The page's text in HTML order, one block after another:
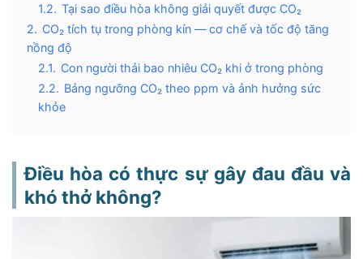
1.2. Tại sao điều hòa không giải quyết được CO₂
2. CO₂ tích tụ trong phòng kín — cơ chế và tốc độ tăng
nồng độ
2.1. Con người thải bao nhiêu CO₂ khi ở trong phòng
2.2. Bảng ngưỡng CO₂ theo ppm và ảnh hưởng sức
khỏe
3.2.
Thiết kế công trình hiện đại và thói quen đóng kín
cửa
4. Các triệu chứng nhận biết khi phòng thiếu khí tươi
Điều hòa có thực sự gây đau đầu và
khó thở không?